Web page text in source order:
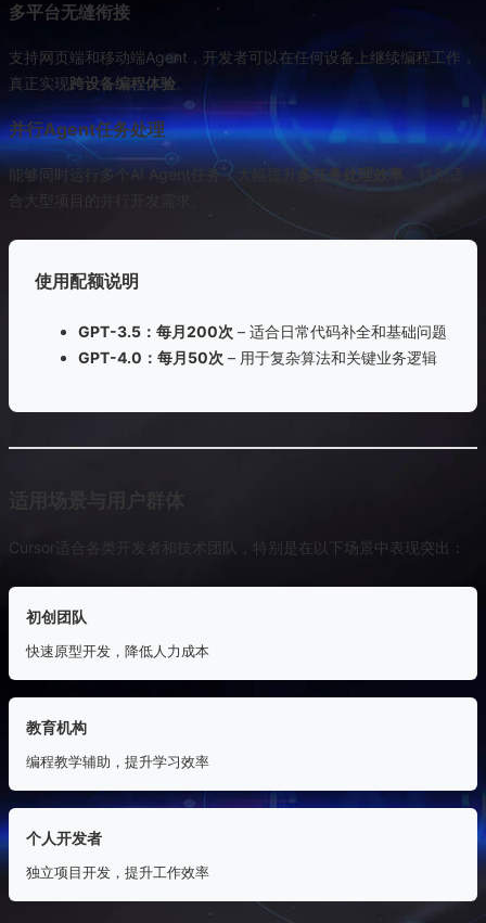
多平台无缝衔接
支持网页端和移动端Agent，开发者可以在任何设备上继续编程工作，
真正实现跨设备编程体验
并行Agent任务处理
能够同时运行多个AI Agent任务，大幅提升多任务处理效率 ，特别适
合大型项目的并行开发需求。
使用配额说明
GPT-3.5：每月200次 – 适合日常代码补全和基础问题
GPT-4.0：每月50次 – 用于复杂算法和关键业务逻辑
Cursor适合各类开发者和技术团队，特别是在以下场景中表现突出：
初创团队
快速原型开发，降低人力成本
教育机构
编程教学辅助，提升学习效率
个人开发者
独立项目开发，提升工作效率